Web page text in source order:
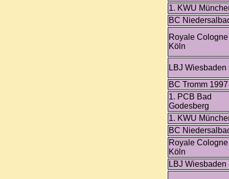
1. KWU
BC
Royale Cologne
Köln
LBJ Wiesbaden
BC Tromm 1997
1. PCB Bad
Godesberg
1. KWU
BC
Royale Cologne
Köln
LBJ Wiesbaden